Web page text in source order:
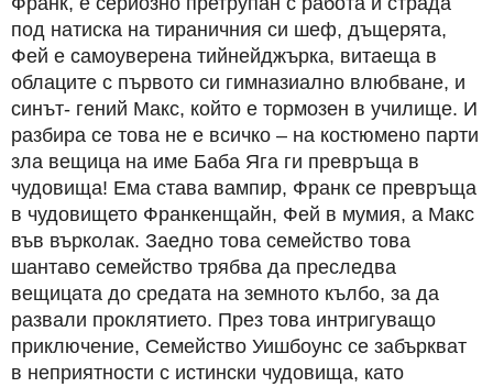
под натиска на тираничния си шеф, дъщерята,
Фей е самоуверена тийнейджърка, витаеща в
облаците с първото си гимназиално влюбване, и
синът- гений Макс, който е тормозен в училище. И
разбира се това не е всичко – на костюмено парти
зла вещица на име Баба Яга ги превръща в
чудовища! Ема става вампир, Франк се превръща
в чудовището Франкенщайн, Фей в мумия, а Макс
във върколак. Заедно това семейство това
шантаво семейство трябва да преследва
вещицата до средата на земното кълбо, за да
развали проклятието. През това интригуващо
приключение, Семейство Уишбоунс се забъркват
в неприятности с истински чудовища, като